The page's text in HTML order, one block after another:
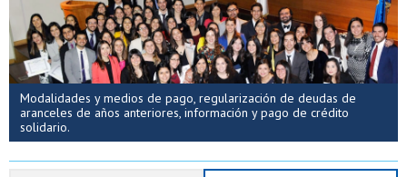
Estudiantes
Académicas/os
Funcionarias/os
Modalidades y medios de pago, regularización de deudas de
aranceles de años anteriores, información y pago de crédito
solidario.